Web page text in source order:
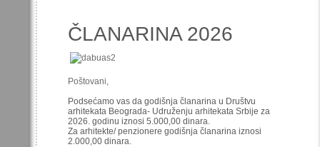
ČLANARINA 2026
Poštovani,
Podsećamo vas da godišnja članarina u Društvu
arhitekata Beograda- Udruženju arhitekata Srbije za
2026. godinu iznosi 5.000,00 dinara.
Za arhitekte/ penzionere godišnja članarina iznosi
2.000,00 dinara.